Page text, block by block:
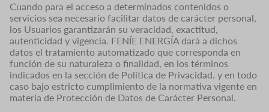
Cuando para el acceso a determinados contenidos o
servicios sea necesario facilitar datos de carácter personal,
los Usuarios garantizarán su veracidad, exactitud,
autenticidad y vigencia. FENÍE ENERGÍA dará a dichos
datos el tratamiento automatizado que corresponda en
función de su naturaleza o finalidad, en los términos
indicados en la sección de Política de Privacidad. y en todo
caso bajo estricto cumplimiento de la normativa vigente en
materia de Protección de Datos de Carácter Personal.